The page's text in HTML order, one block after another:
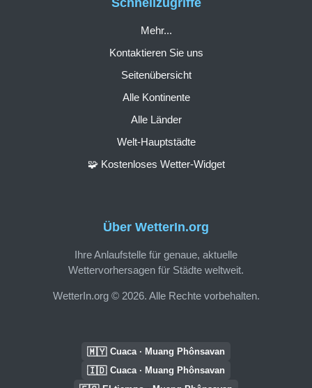
Über WetterIn.org
Ihre Anlaufstelle für genaue, aktuelle
Wettervorhersagen für Städte weltweit.
WetterIn.org © 2026. Alle Rechte vorbehalten.
Mehr...
Kontaktieren Sie uns
Seitenübersicht
Alle Kontinente
Alle Länder
Welt-Hauptstädte
🧩 Kostenloses Wetter-Widget
🇲🇾 Cuaca · Muang Phônsavan
🇮🇩 Cuaca · Muang Phônsavan